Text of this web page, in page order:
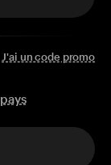
J'ai un code promo